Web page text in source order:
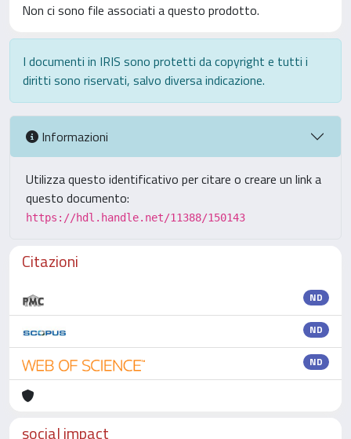
Non ci sono file associati a questo prodotto.
I documenti in IRIS sono protetti da copyright e tutti i
diritti sono riservati, salvo diversa indicazione.
Informazioni
Utilizza questo identificativo per citare o creare un link a
questo documento:
https://hdl.handle.net/11388/150143
Citazioni
ND
ND
ND
social impact